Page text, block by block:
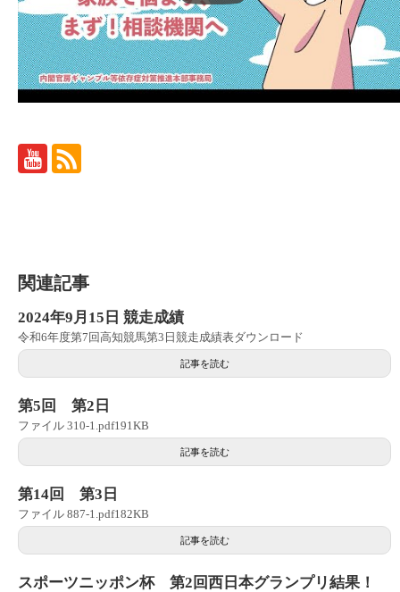
関連記事
2024年9月15日 競走成績
令和6年度第7回高知競馬第3日競走成績表ダウンロード
記事を読む
第5回 第2日
ファイル 310-1.pdf191KB
記事を読む
第14回 第3日
ファイル 887-1.pdf182KB
記事を読む
スポーツニッポン杯 第2回西日本グランプリ結果！